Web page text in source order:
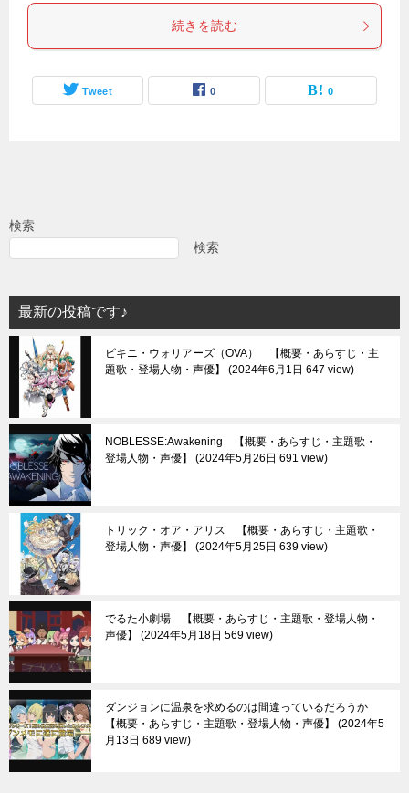
続きを読む
Tweet 0 0
検索
検索
最新の投稿です♪
ビキニ・ウォリアーズ（OVA） 【概要・あらすじ・主
題歌・登場人物・声優】
2024年6月1日 647 view
NOBLESSE:Awakening 【概要・あらすじ・主題歌・
登場人物・声優】
2024年5月26日 691 view
トリック・オア・アリス 【概要・あらすじ・主題歌・
登場人物・声優】
2024年5月25日 639 view
でるた小劇場 【概要・あらすじ・主題歌・登場人物・
声優】
2024年5月18日 569 view
ダンジョンに温泉を求めるのは間違っているだろうか
【概要・あらすじ・主題歌・登場人物・声優】
2024年5
月13日 689 view